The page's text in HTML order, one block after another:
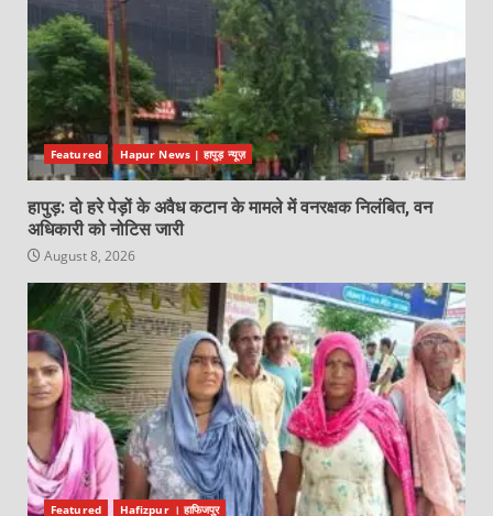
Featured Hapur News | हापुड़ न्यूज़
हापुड़: दो हरे पेड़ों के अवैध कटान के मामले में वनरक्षक निलंबित, वन
अधिकारी को नोटिस जारी
August 8, 2026
Featured Hafizpur । हाफिजपुर